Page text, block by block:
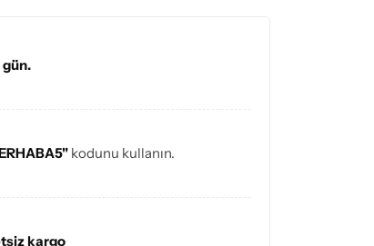
kodunu kullanın.
kargo